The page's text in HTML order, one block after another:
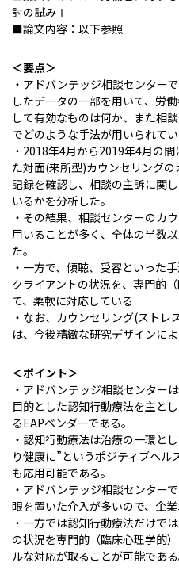
討の試みⅠ
■論文内容：以下参照
＜要点＞
・アドバンテッジ相談センター
したデータの一部を用いて、労
して有効なものは何か、また相
でどのような手法が用いられてい
・2018年4月から2019年4月の
た対面(来所型)カウンセリング
記録を確認し、相談の主訴に関
いるかを分析した。
・その結果、相談センターのカ
用いることが多く、全体の半数
た。
・一方で、傾聴、受容といった
クライアントの状況を、専門的
て、柔軟に対応している
・なお、カウンセリング(ストレ
は、今後精緻な研究デザインに
＜ポイント＞
・アドバンテッジ相談センター
目的とした認知行動療法を主と
るEAPベンダーである。
・認知行動療法は治療の一環と
り健康に”というポジティブヘ
も応用可能である。
・アドバンテッジ相談センター
眼を置いた介入が多いので、企
・一方では認知行動療法だけで
の状況を専門的（臨床心理学的
ルな対応が取ることが可能である